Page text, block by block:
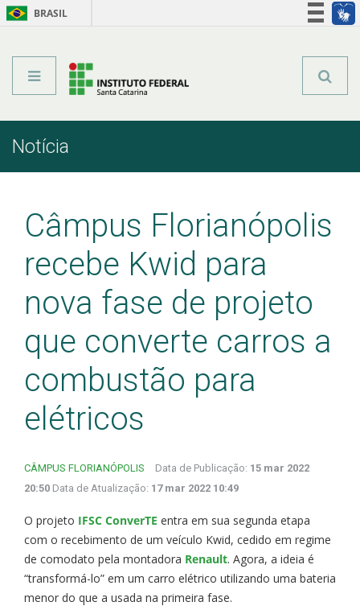
BRASIL
NotíciaInício
Câmpus Florianópolis
recebe Kwid para
nova fase de projeto
que converte carros a
combustão para
elétricos
CÂMPUS FLORIANÓPOLIS Data de Publicação: 15 mar 2022
20:50 Data de Atualização: 17 mar 2022 10:49
O projeto IFSC ConverTE entra em sua segunda etapa
com o recebimento de um veículo Kwid, cedido em regime
de comodato pela montadora Renault. Agora, a ideia é
“transformá-lo” em um carro elétrico utilizando uma bateria
menor do que a usada na primeira fase.